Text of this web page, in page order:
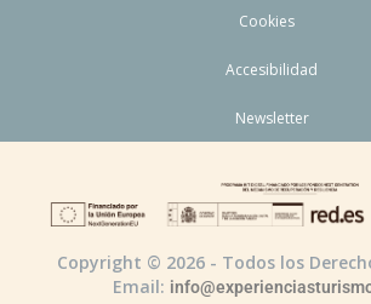
Cookies
Accesibilidad
Newsletter
Copyright © 2026 - Todos los
Email: